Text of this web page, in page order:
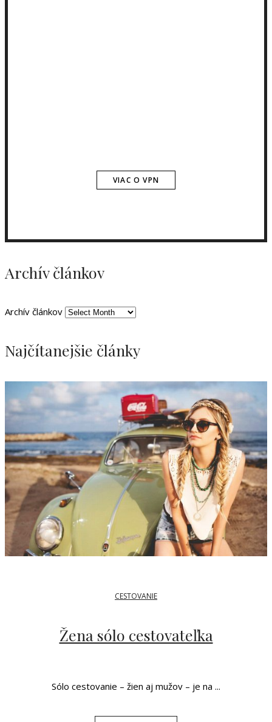
VIAC O VPN
Archív článkov
Archív článkov
Najčítanejšie články
CESTOVANIE
Žena sólo cestovateľka
Sólo cestovanie – žien aj mužov – je na ...